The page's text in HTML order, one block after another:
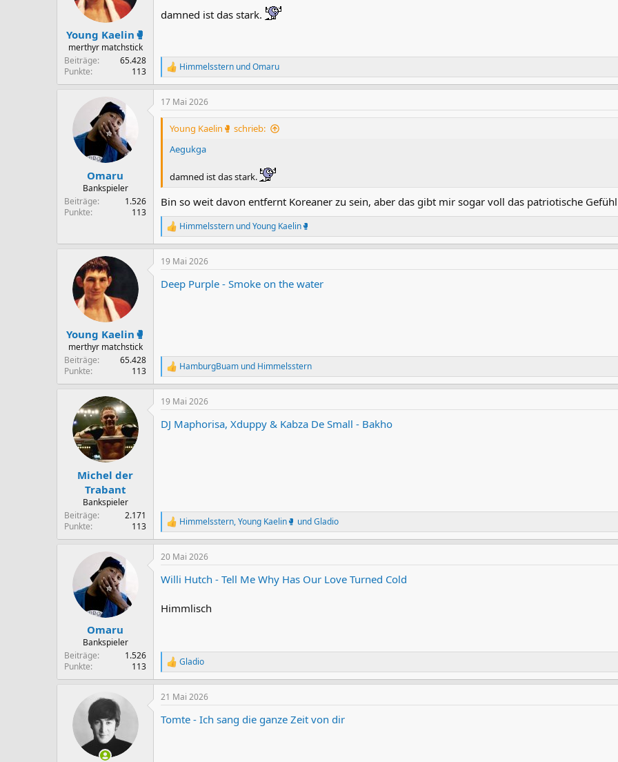
e
Young Kaelin🥊
merthyr matchstick
Beiträge
65.428
Punkte
113
damned ist das stark.
R
e
a
k
t
n
Himmelsstern undOmaru
Omaru
Bankspieler
Beiträge
1.526
Punkte
113
17 Mai 2026
Young Kaelin🥊 schrieb:
Aegukga
damned ist das stark.
Bin so weit davon entfernt Koreaner zu sein, aber das gibt mir sogar voll das patriotische
R
e
a
k
i
Himmelsstern undYoung Kaelin🥊
Young Kaelin🥊
merthyr matchstick
Beiträge
65.428
Punkte
113
19 Mai 2026
Deep Purple - Smoke on the water
R
e
a
k
i
HamburgBuam und Himmelsstern
Michel der
Trabant
Bankspieler
Beiträge
2.171
Punkte
113
19 Mai 2026
DJ Maphorisa, Xduppy & Kabza De Small - Bakho
R
e
a
k
i
n
e
Himmelsstern,Young Kaelin🥊 undGladio
Omaru
Bankspieler
Beiträge
1.526
Punkte
113
20 Mai 2026
Willi Hutch - Tell Me Why Has Our Love Turned Cold
Himmlisch
R
e
a
k
i
Gladio
21 Mai 2026
Tomte - Ich sang die ganze Zeit von dir